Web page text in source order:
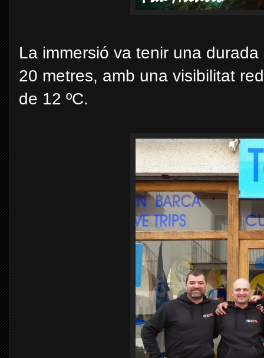
La immersió va tenir una durada
20 metres, amb una visibilitat
de 12 ºC.